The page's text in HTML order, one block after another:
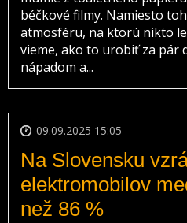
béčkové filmy. Namiesto
atmosféru, na ktorú nikto
vieme, ako to urobiť za pár
nápadom a...
09.09.2025 15:05
Na Slovensku
elektromobilov
než 86 %